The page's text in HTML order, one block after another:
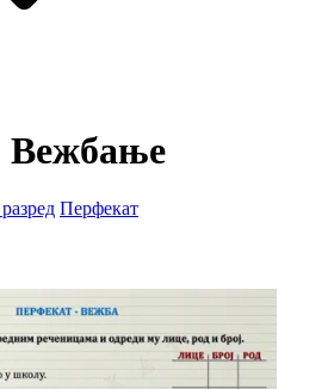
Вежбање
Перфекат